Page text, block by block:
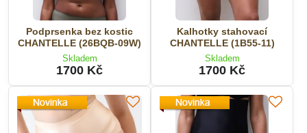
Podprsenka bez kostic
CHANTELLE (26BQB-09W)
Skladem
1700 Kč
Kalhotky stahovací
CHANTELLE (1B55-11)
Skladem
1700 Kč